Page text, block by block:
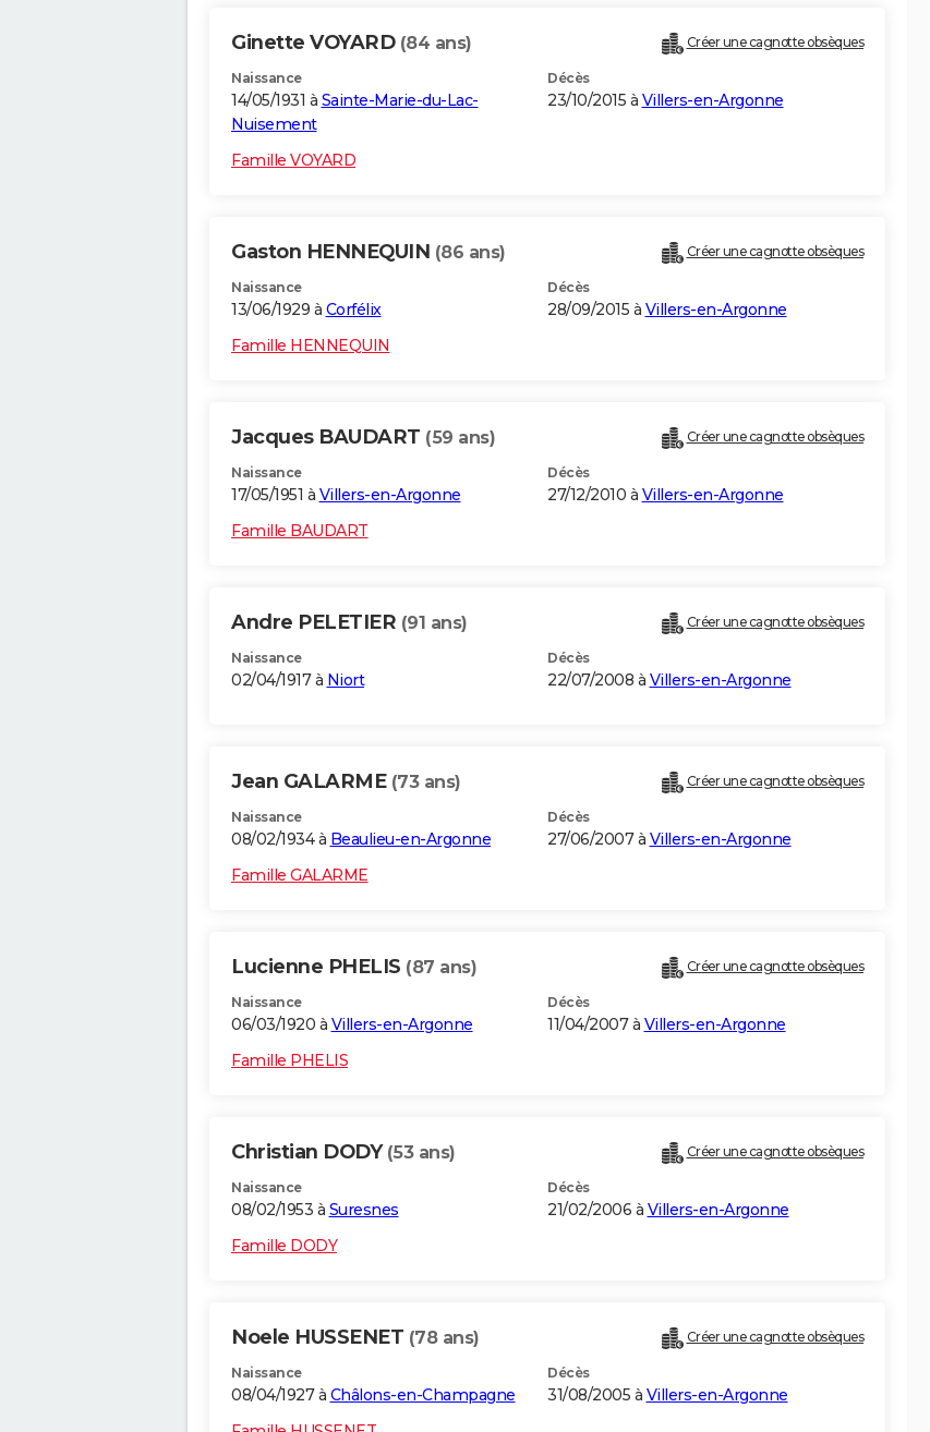
Ginette VOYARD (84 ans) Créer une cagnotte obsèques
Naissance
14/05/1931 à Sainte-Marie-du-Lac-
Nuisement
Décès
23/10/2015 à Villers-en-Argonne
Famille VOYARD
Gaston HENNEQUIN (86 ans) Créer une cagnotte obsèques
Naissance
13/06/1929 à Corfélix
Décès
28/09/2015 à Villers-en-Argonne
Famille HENNEQUIN
Jacques BAUDART (59 ans) Créer une cagnotte obsèques
Naissance
17/05/1951 à Villers-en-Argonne
Décès
27/12/2010 à Villers-en-Argonne
Famille BAUDART
Andre PELETIER (91 ans) Créer une cagnotte obsèques
Naissance
02/04/1917 à Niort
Décès
22/07/2008 à Villers-en-Argonne
Jean GALARME (73 ans) Créer une cagnotte obsèques
Naissance
08/02/1934 à Beaulieu-en-Argonne
Décès
27/06/2007 à Villers-en-Argonne
Famille GALARME
Lucienne PHELIS (87 ans) Créer une cagnotte obsèques
Naissance
06/03/1920 à Villers-en-Argonne
Décès
11/04/2007 à Villers-en-Argonne
Famille PHELIS
Christian DODY (53 ans) Créer une cagnotte obsèques
Naissance
08/02/1953 à Suresnes
Décès
21/02/2006 à Villers-en-Argonne
Famille DODY
Noele HUSSENET (78 ans) Créer une cagnotte obsèques
Naissance
08/04/1927 à Châlons-en-Champagne
Décès
31/08/2005 à Villers-en-Argonne